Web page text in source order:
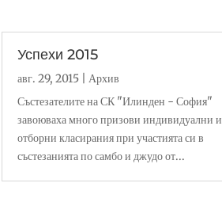
Успехи 2015
авг. 29, 2015| Архив
Състезателите на СК "Илинден - София"
завоюваха много призови индивидуални и
отборни класирания при участията си в
състезанията по самбо и джудо от...